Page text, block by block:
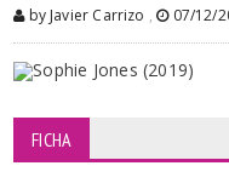
by Javier Carrizo , 07/12/
FICHA